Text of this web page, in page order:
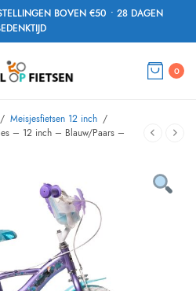
BOVEN €50 • 28 DAGEN
0
/ Meisjesfietsen 12 inch /
– 12 inch – Blauw/Paars –